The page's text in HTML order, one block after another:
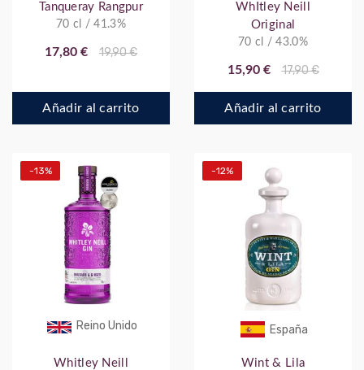
Tanqueray Rangpur
70 cl / 41.3%
17,80 € 19,90 €
Añadir al carrito
WhItley Neill
Original
70 cl / 43.0%
15,90 € 17,90 €
Añadir al carrito
Reino Unido
-13%
Whitley Neill
España
-12%
Wint & Lila